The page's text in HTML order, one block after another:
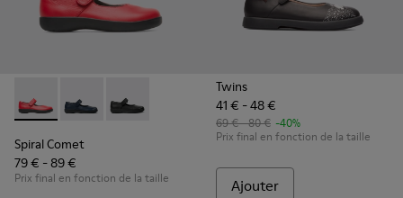
Spiral Comet - 80356-030 - Red
Spiral Comet - 80356-031 - Chaussures en cuir bleu
Spiral Comet - 80356-003 - Chaussures en
Spiral Comet
79 € - 89 €
Prix final en fonction de la taille
Twins
41 € - 48 €
69 € - 80 € -40%
Prix final en fonction de la taille
Ajouter